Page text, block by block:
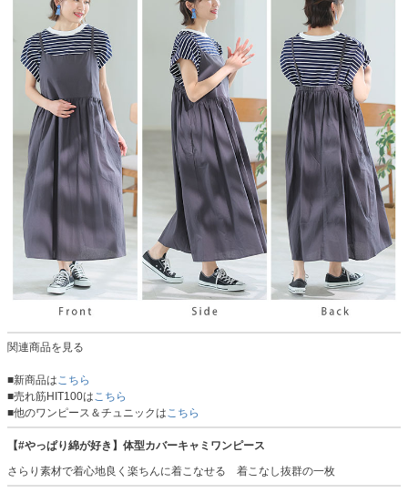
関連商品を見る
■新商品はこちら
■売れ筋HIT100はこちら
■他のワンピース＆チュニックはこちら
【#やっぱり綿が好き】体型カバーキャミワンピース
さらり素材で着心地良く楽ちんに着こなせる 着こなし抜群の一枚